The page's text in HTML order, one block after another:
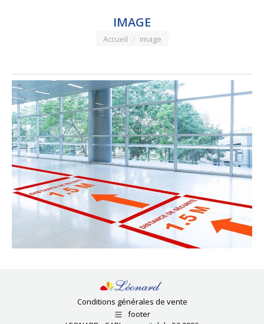
IMAGE
Vous êtes ici :
Accueil image
Conditions générales de vente
footer